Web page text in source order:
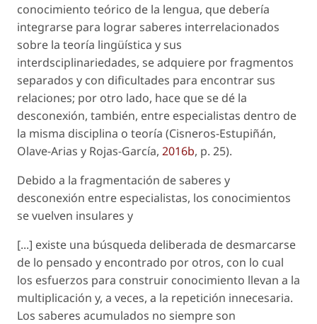
conocimiento teórico de la lengua, que debería
integrarse para lograr saberes interrelacionados
sobre la teoría lingüística y sus
interdsciplinariedades, se adquiere porfragmentos
separados y con dificultades para encontrar sus
relaciones; por otro lado, hace que se dé la
desconexión, también, entre especialistas dentro de
la misma disciplina o teoría (Cisneros-Estupiñán,
Olave-Arias y Rojas-García, 2016b, p. 25).
Debido a la fragmentación de saberes y
desconexión entre especialistas, los conocimientos
se vuelven insulares y
[...] existe una búsqueda deliberada de desmarcarse
de lo pensado y encontrado por otros, con lo cual
los esfuerzos para construir conocimiento llevan a la
multiplicación y, a veces, a la repetición innecesaria.
Los saberes acumulados no siempre son